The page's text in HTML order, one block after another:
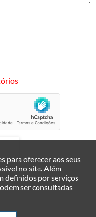
para oferecer aos seus
no site. Além
definidos por serviços
ser consultadas